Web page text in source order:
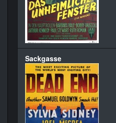
Sackgasse